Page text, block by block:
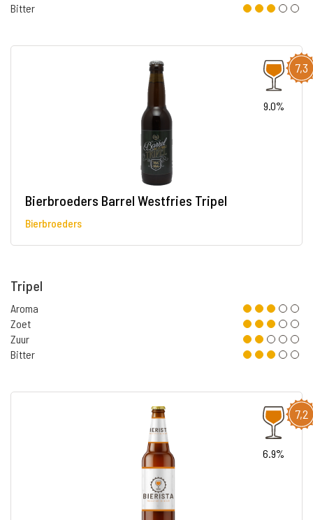
Bitter
7,3
9.0%
Bierbroeders Barrel Westfries Tripel
Bierbroeders
Tripel
Aroma
Zoet
Zuur
Bitter
7,2
6.9%